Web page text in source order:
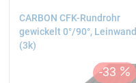
CARBON CFK-Rundrohr
gewickelt 0°/90°, Leinwand
(3k)